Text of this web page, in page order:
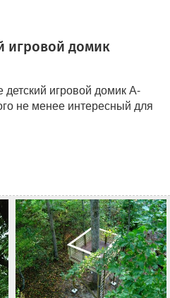
игровой домик
детский игровой домик А-
не менее интересный для